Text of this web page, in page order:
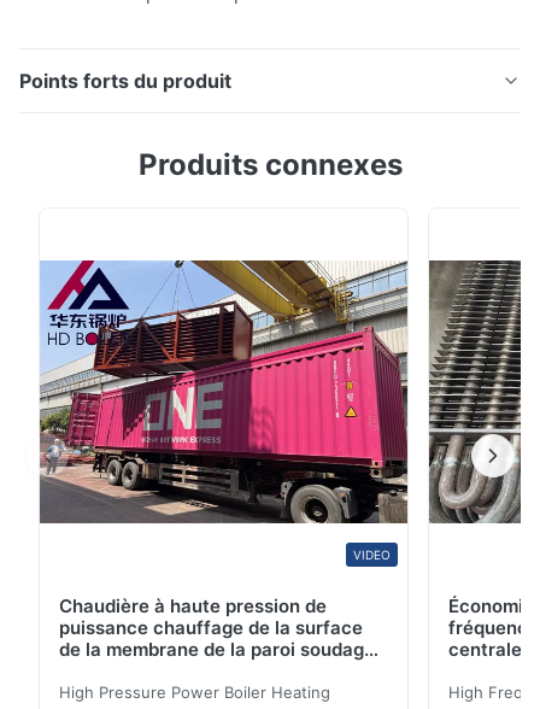
Points forts du produit
au carbone pour la norme de l'économiseur ASME de
et d'un ensemble de tubes à ailettes. 2.Fins sont
employés pour augmenter la superficie ...
Produits connexes
VIDEO
Chaudière à haute pression de
puissance chauffage de la surface
de la membrane de la paroi soudage
biomasse
High Pressure Power Boiler Heating
centrale
High